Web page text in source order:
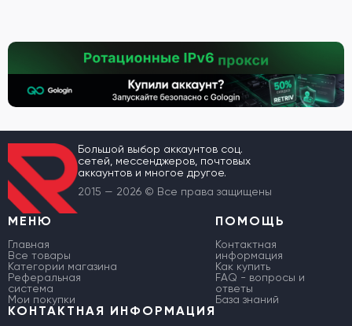
Большой выбор аккаунтов соц.
сетей, мессенджеров, почтовых
аккаунтов и многое другое.
2015 — 2026 © Все права защищены
МЕНЮ
Главная
Все товары
Категории магазина
Реферальная
система
Мои покупки
ПОМОЩЬ
Контактная
информация
Как купить
FAQ - вопросы и
ответы
База знаний
КОНТАКТНАЯ ИНФОРМАЦИЯ